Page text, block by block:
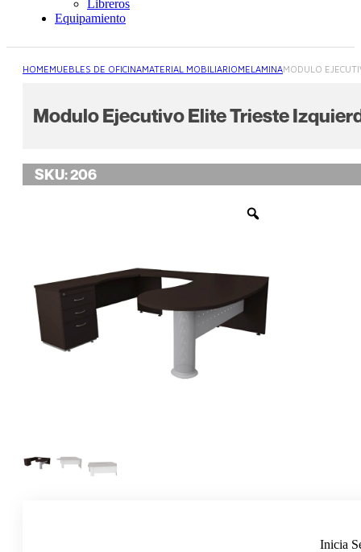
Libreros
Equipamiento
HOMEMUEBLES DE OFICINAMATERIAL MOBILIARIOMELAMINAMODULO
Modulo Ejecutivo Elite Trieste
SKU:206
Inicia